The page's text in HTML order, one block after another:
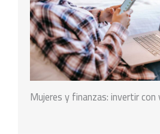
Mujeres y finanzas: invertir con